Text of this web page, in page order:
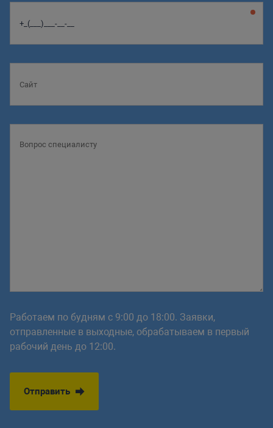
Работаем по будням с 9:00 до 18:00. Заявки,
отправленные в выходные, обрабатываем в первый
рабочий день до 12:00.
Отправить